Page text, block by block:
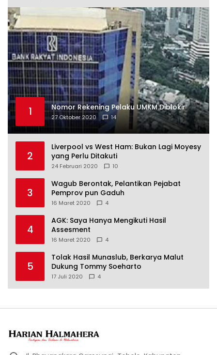
1 Nomor Rekening Pelaku UMKM Diblokir
27 Oktober 2020 14
2
Liverpool vs West Ham: Bukan Lagi Moyesy
yang Perlu Ditakuti
24 Februari 2020 10
3
Wagub Berontak, Pelantikan Pejabat
Pemprov pun Gaduh
16 Maret 2020 4
4
AGK: Saya Hanya Mengikuti Hasil
Assesment
16 Maret 2020 4
5
Tolak Hasil Munaslub, Berkarya Malut
Dukung Tommy Soeharto
17 Juli 2020 4